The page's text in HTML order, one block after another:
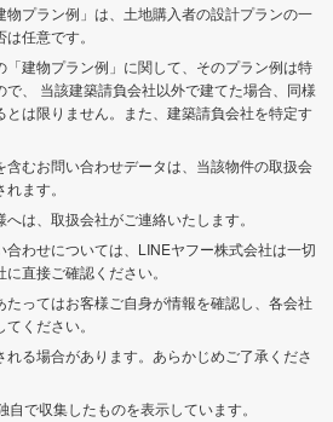
物プラン例」は、土地購入者の設計プランの一
任意です。
「建物プラン例」に関して、そのプラン例は特
、 当該建築請負会社以外で建てた場合、同様
は限りません。また、建築請負会社を特定す
含むお問い合わせデータは、当該物件の取扱会
ます。
は、取扱会社がご連絡いたします。
わせについては、LINEヤフー株式会社は一切
直接ご確認ください。
ってはお客様ご自身が情報を確認し、各会社
ください。
る場合があります。あらかじめご了承くださ
で収集したものを表示しています。